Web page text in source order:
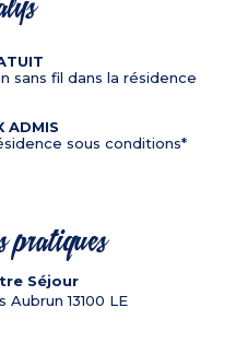
sans fil dans la résidence
ADMIS
sous conditions*
pratiques
Séjour
Aubrun 13100 LE